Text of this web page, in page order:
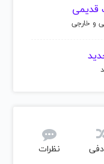
قدیمی
و خارجی
نظرات